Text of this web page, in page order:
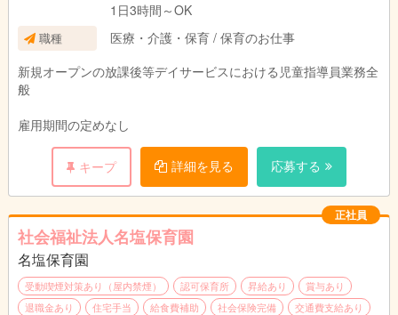
1日3時間～OK
職種
医療・介護・保育 / 保育のお仕事
新規オープンの放課後等デイサービスにおける児童指導員業務全
般
雇用期間の定めなし
キープ 詳細を見る 応募する
正社員
社会福祉法人名塩保育園
名塩保育園
受動喫煙対策あり（屋内禁煙） 認可保育所 昇給あり
賞与あり
退職金あり
住宅手当 給食費補助 社会保険完備
交通費支給あり